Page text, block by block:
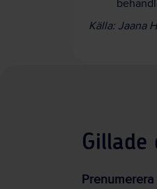
Källa: Jaana
Gillade